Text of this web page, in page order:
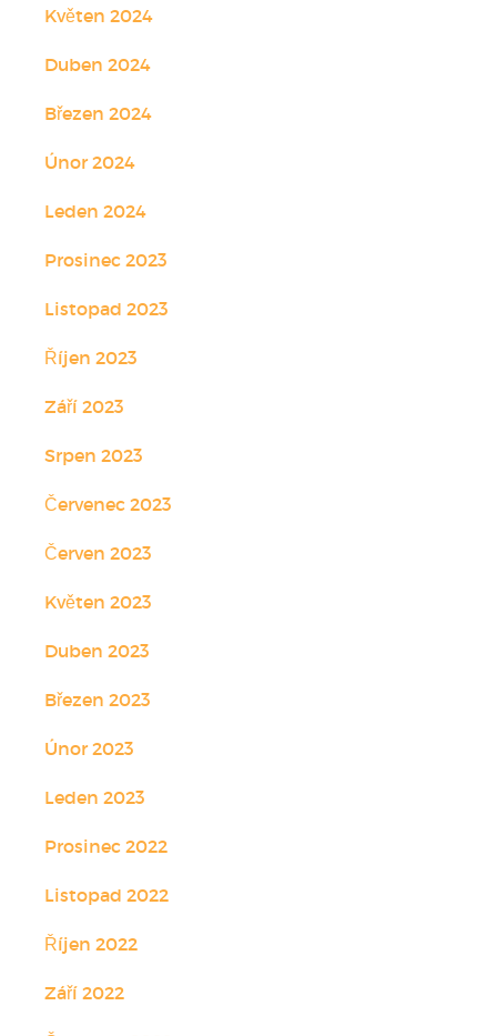
Květen 2024
Duben 2024
Březen 2024
Únor 2024
Leden 2024
Prosinec 2023
Listopad 2023
Říjen 2023
Září 2023
Srpen 2023
Červenec 2023
Červen 2023
Květen 2023
Duben 2023
Březen 2023
Únor 2023
Leden 2023
Prosinec 2022
Listopad 2022
Říjen 2022
Září 2022